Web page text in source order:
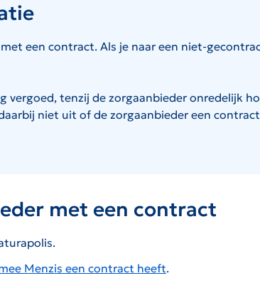
een contract. Als je naar een niet-
vergoed, tenzij de zorgaanbieder onredelijk
niet uit of de zorgaanbieder een
met een contract
Menzis een contract heeft.